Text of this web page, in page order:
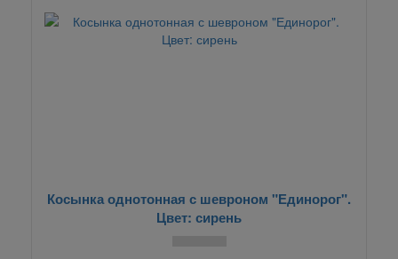
Косынка однотонная с шевроном "Единорог".
Цвет: сирень